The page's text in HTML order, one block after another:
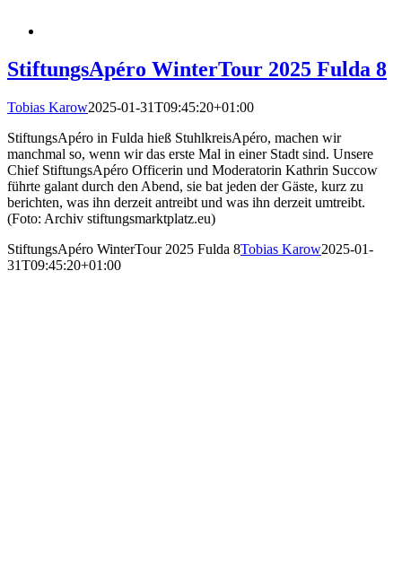
StiftungsApéro WinterTour 2025 Fulda 8
Tobias Karow2025-01-31T09:45:20+01:00
StiftungsApéro in Fulda hieß StuhlkreisApéro, machen wir
manchmal so, wenn wir das erste Mal in einer Stadt sind. Unsere
Chief StiftungsApéro Officerin und Moderatorin Kathrin Succow
führte galant durch den Abend, sie bat jeden der Gäste, kurz zu
berichten, was ihn derzeit antreibt und was ihn derzeit umtreibt.
(Foto: Archiv stiftungsmarktplatz.eu)
StiftungsApéro WinterTour 2025 Fulda 8Tobias Karow2025-01-
31T09:45:20+01:00